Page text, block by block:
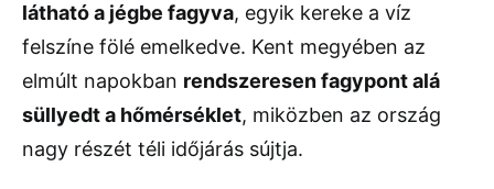
látható a jégbe fagyva, egyik kereke a víz
felszíne fölé emelkedve. Kent megyében az
elmúlt napokban rendszeresen fagypont alá
süllyedt a hőmérséklet, miközben az ország
nagy részét téli időjárás sújtja.